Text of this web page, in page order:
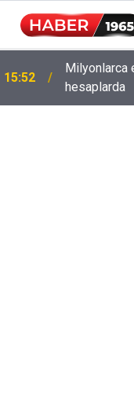
15:52
Milyonlarca
hesaplarda